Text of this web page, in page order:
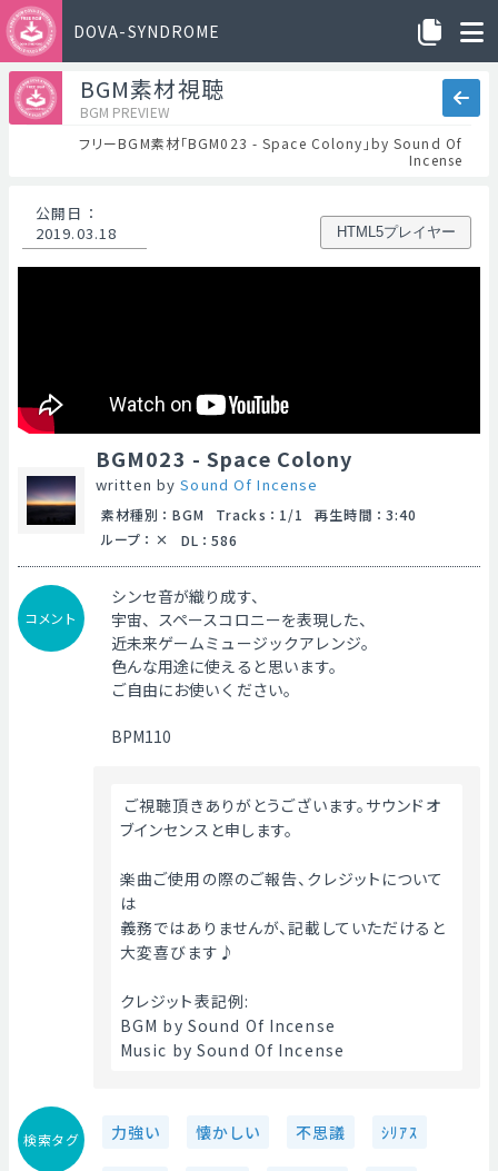
DOVA-SYNDROME
BGM素材視聴
BGM PREVIEW
フリーBGM素材「BGM023 - Space Colony」by Sound Of
Incense
公開日 ：
2019.03.18
HTML5プレイヤー
BGM023 - Space Colony
written bySound Of Incense
素材種別 ： BGM Tracks ： 1/1 再生時間 ： 3:40
ループ ： DL ： 586
コメント
シンセ音が織り成す、
宇宙、スペースコロニーを表現した、
近未来ゲームミュージックアレンジ。
色んな用途に使えると思います。
ご自由にお使いください。
BPM110
ブインセンスと申します。
楽曲ご使用の際のご報告、クレジットについて
は
義務ではありませんが、記載していただけると
大変喜びます♪
クレジット表記例:
BGM by Sound Of Incense
Music by Sound Of Incense
検索タグ 力強い 懐かしい 不思議 ｼﾘｱｽ